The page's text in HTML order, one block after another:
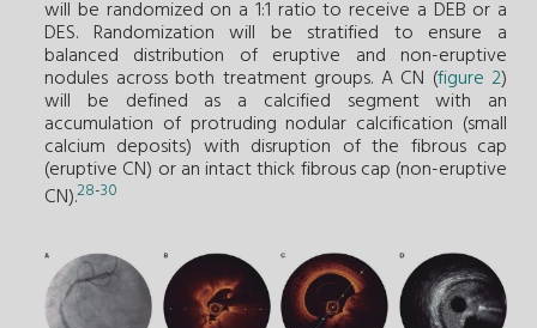
will be randomized on a 1:1 ratio to receive a DEB or a
DES. Randomization will be stratified to ensure a
balanced distribution of eruptive and non-eruptive
nodules across both treatment groups. A CN (figure 2)
will be defined as a calcified segment with an
accumulation of protruding nodular calcification (small
calcium deposits) with disruption of the fibrous cap
(eruptive CN) or an intact thick fibrous cap (non-eruptive
CN).28-30